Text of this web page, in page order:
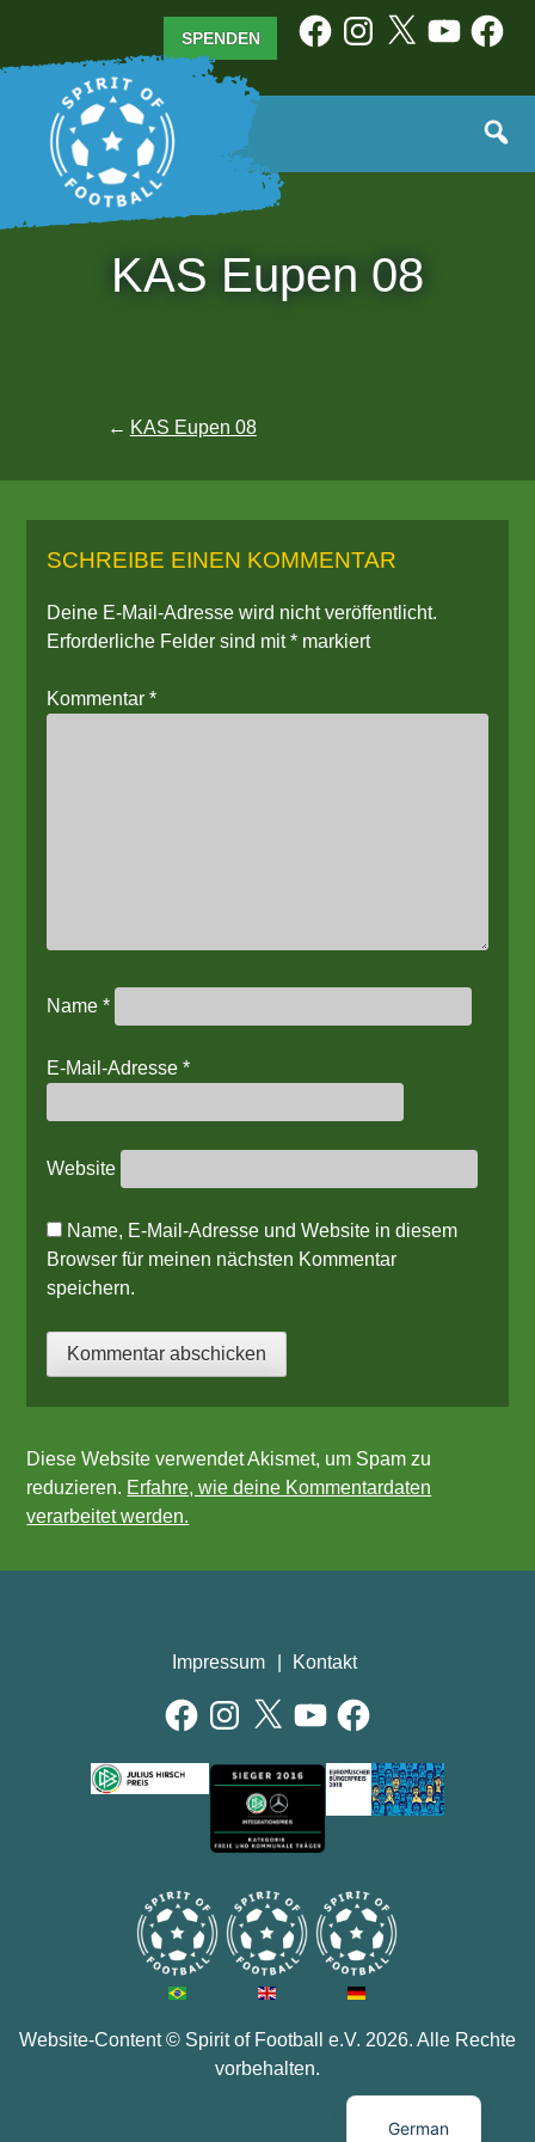
springen
FacebookInstagram
X YouTube
SPENDEN
KAS Eupen 08
Beitragsnavigation
KAS Eupen 08
SCHREIBE EINEN KOMMENTAR
Deine E-Mail-Adresse wird nicht veröffentlicht.
Erforderliche Felder sind mit* markiert
Kommentar*
Name*
E-Mail-Adresse*
Website
Name, E-Mail-Adresse und Website in diesem
Browser für meinen nächsten Kommentar
speichern.
Diese Website verwendet Akismet, um Spam zu
reduzieren. Erfahre, wie deine Kommentardaten
verarbeitet werden.
Impressum Kontakt
FacebookInstagram
X YouTubeFacebook
AUSZEICHNUNGEN
Website-Content © Spirit of Football e.V. 2026. Alle Rechte
vorbehalten.
German